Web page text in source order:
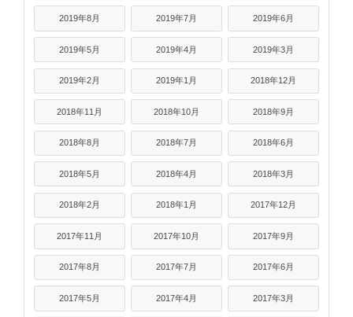
2019年8月 2019年7月 2019年6月
2019年5月 2019年4月 2019年3月
2019年2月 2019年1月 2018年12月
2018年11月 2018年10月 2018年9月
2018年8月 2018年7月 2018年6月
2018年5月 2018年4月 2018年3月
2018年2月 2018年1月 2017年12月
2017年11月 2017年10月 2017年9月
2017年8月 2017年7月 2017年6月
2017年5月 2017年4月 2017年3月